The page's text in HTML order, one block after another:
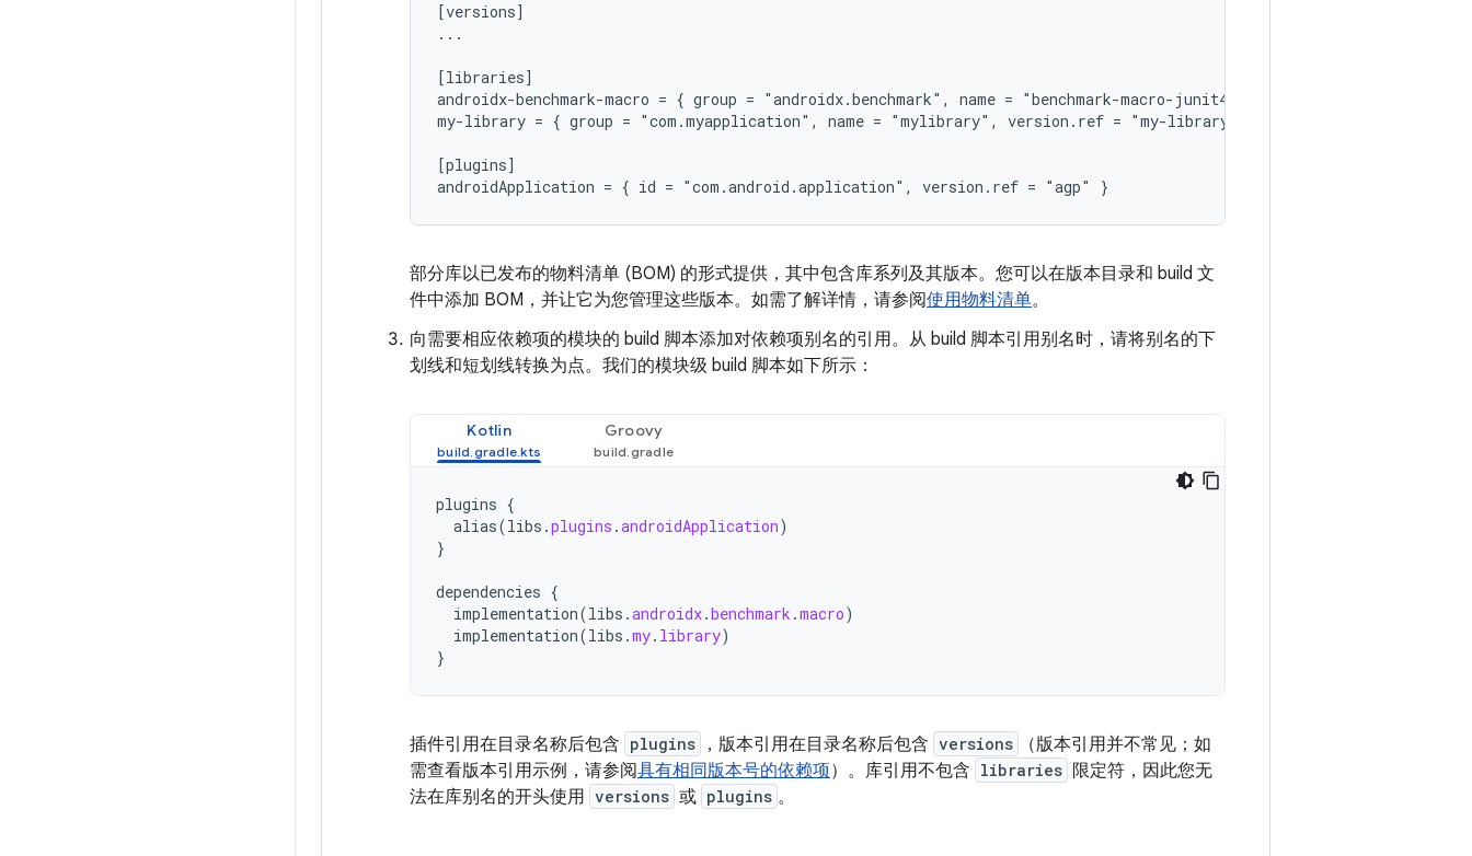
[versions]
...
[libraries]
androidx-benchmark-macro = { group = "androidx.benchmark", name = "benchmark-macro-junit4", version.ref = "androidx-
my-library = { group = "com.myapplication", name = "mylibrary", version.ref = "my-library" }
[plugins]
部分库以已发布的物料清单 (BOM) 的形式提供，其中包含库系列及其版本。您可以在版本目录和 build 文
件中添加 BOM，并让它为您管理这些版本。如需了解详情，请参阅使用物料清单。
向需要相应依赖项的模块的 build 脚本添加对依赖项别名的引用。从 build 脚本引用别名时，请将别名的下
划线和短划线转换为点。我们的模块级 build 脚本如下所示：
Kotlin Groovy
plugins {
alias(libs .plugins .androidApplication)
}
dependencies {
implementation(libs .androidx.benchmark .macro)
implementation(libs .my. library)
}
插件引用在目录名称后包含 plugins ，版本引用在目录名称后包含 versions
（版本引用并不常见；如
需查看版本引用示例，请参阅具有相同版本号的依赖项）。库引用不包含 libraries 限定符，因此您无
法在库别名的开头使用 versions 或 plugins 。